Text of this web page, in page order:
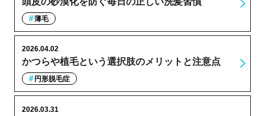
薄毛
かつらや植毛という選択肢のメリットと注意点
2026.04.02
円形脱毛症
2026.03.31